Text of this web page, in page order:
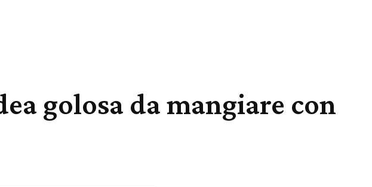
golosa da mangiare con